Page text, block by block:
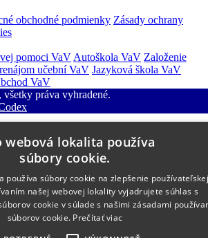
obchodné podmienky Zásady ochrany
pomoci VaV Autoškola VaV Založenie
učební VaV Jazyková škola VaV
VaV
všetky práva vyhradené.
webová lokalita používa
súbory cookie.
používa súbory cookie na zlepšenie používateľskej
našej webovej lokality vyjadrujete súhlas s
cookie v súlade s našimi zásadami
súborov cookie. Prečítať viac